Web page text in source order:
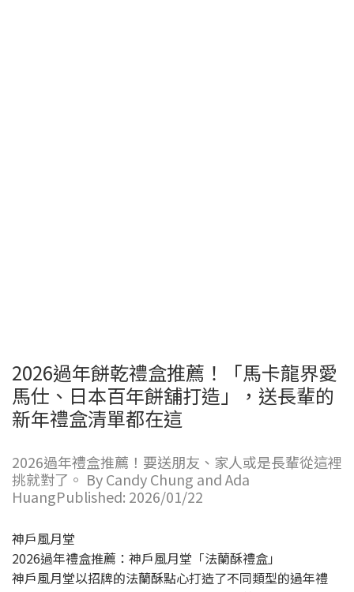
2026過年餅乾禮盒推薦！「馬卡龍界愛
馬仕、日本百年餅舖打造」，送長輩的
新年禮盒清單都在這
2026過年禮盒推薦！要送朋友、家人或是長輩從這裡
挑就對了。 By Candy Chung and Ada
HuangPublished: 2026/01/22
神戶風月堂
2026過年禮盒推薦：神戶風月堂「法蘭酥禮盒」
神戶風月堂以招牌的法蘭酥點心打造了不同類型的過年禮